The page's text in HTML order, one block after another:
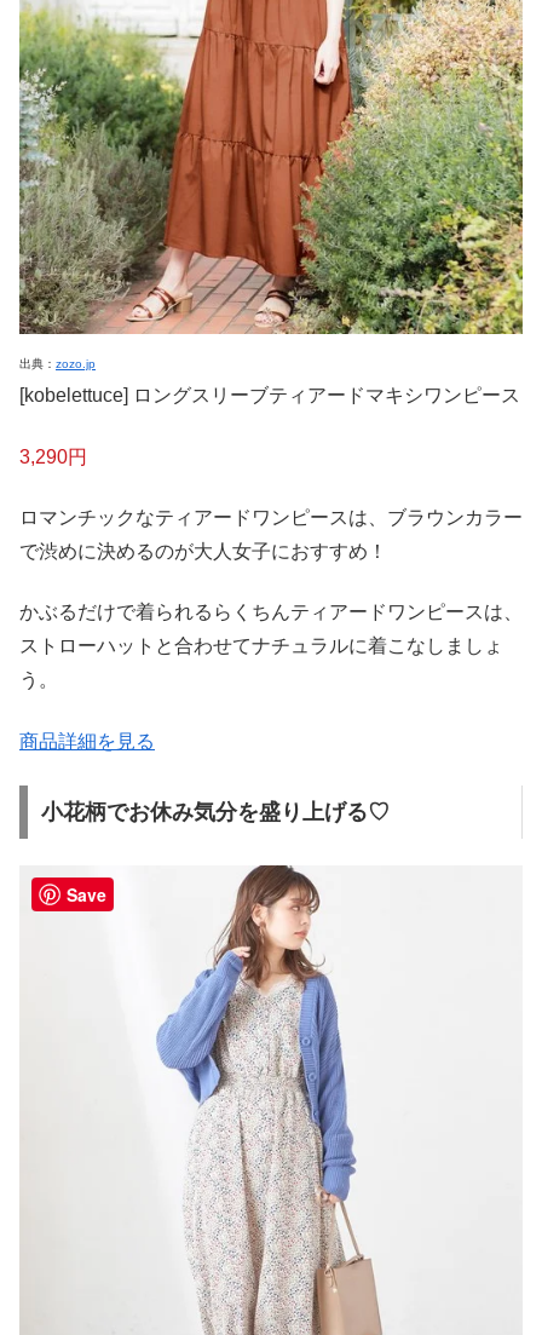
出典： zozo.jp
[kobelettuce] ロングスリーブティアードマキシワンピース
3,290円
ロマンチックなティアードワンピースは、ブラウンカラー
で渋めに決めるのが大人女子におすすめ！
かぶるだけで着られるらくちんティアードワンピースは、
ストローハットと合わせてナチュラルに着こなしましょ
う。
商品詳細を見る
小花柄でお休み気分を盛り上げる♡
Save